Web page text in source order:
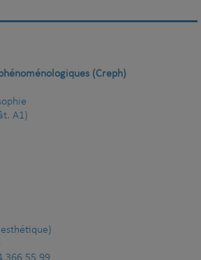
(Creph)
A1)